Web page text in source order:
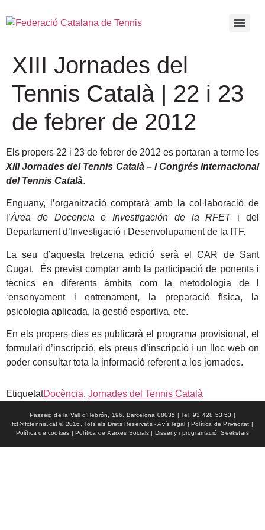
XIII Jornades del
Tennis Català | 22 i 23
de febrer de 2012
Els propers 22 i 23 de febrer de 2012 es portaran a terme les
XIII Jornades del Tennis Català – I Congrés Internacional
del Tennis Català.
Enguany, l’organització comptarà amb la col·laboració de
l’Área de Docencia e Investigación de la RFETi del
Departament d’Investigació i Desenvolupament de la ITF.
La seu d’aquesta tretzena edició serà el CAR de Sant
Cugat. És previst comptar amb la participació de ponents i
tècnics en diferents àmbits com la metodologia de l
‘ensenyament i entrenament, la preparació física, la
psicologia aplicada, la gestió esportiva, etc.
En els propers dies es publicarà el programa provisional, el
formulari d’inscripció, els preus d’inscripció i un lloc web on
poder consultar tota la informació referent a les jornades.
EtiquetatDocència, Jornades del Tennis Català
Passeig de la Vall d'Hebrón, 196. Barcelona 08035 | Tel. 93 428 53 53 |
fct@fctennis.cat © 2016, Tots els Drets Reservats - Avís legal | Política de Privacitat |
Política de cookies | Política de Xarxes Socials | Disseny i programació: Seekstars